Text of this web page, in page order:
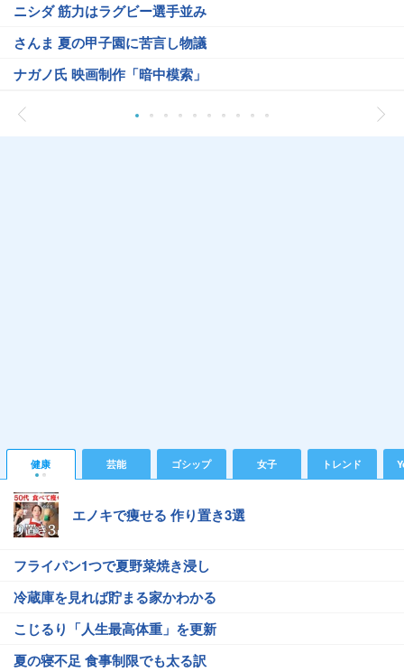
ニシダ 筋力はラグビー選手並み
さんま 夏の甲子園に苦言し物議
ナガノ氏 映画制作「暗中模索」
健康 芸能 ゴシップ 女子 トレンド
エノキで痩せる 作り置き3選
フライパン1つで夏野菜焼き浸し
冷蔵庫を見れば貯まる家かわかる
こじるり「人生最高体重」を更新
夏の寝不足 食事制限でも太る訳